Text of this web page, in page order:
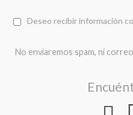
Deseo recibir información
No enviaremos spam, ni